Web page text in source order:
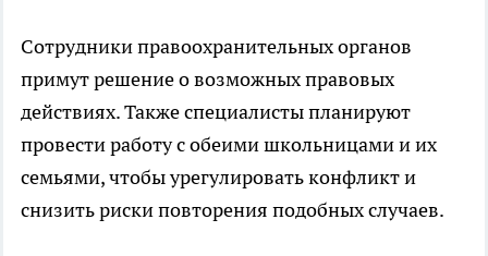
Сотрудники правоохранительных органов
примут решение о возможных правовых
действиях. Также специалисты планируют
провести работу с обеими школьницами и их
семьями, чтобы урегулировать конфликт и
снизить риски повторения подобных случаев.